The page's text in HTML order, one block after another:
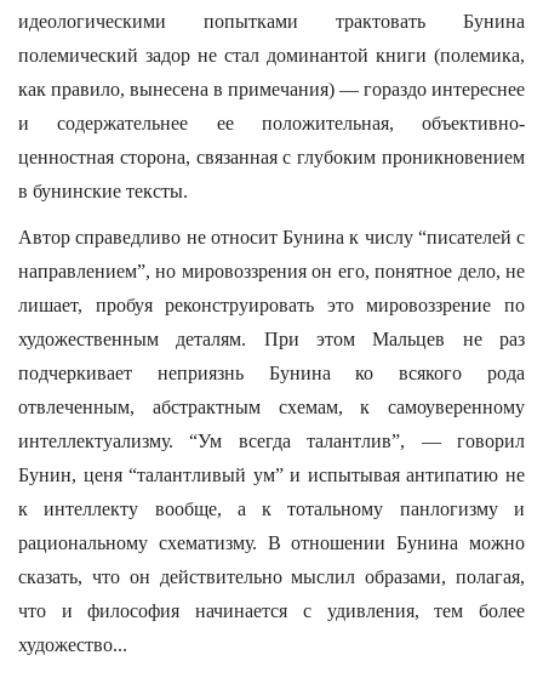
идеологическими попытками трактовать Бунина
полемический задор не стал доминантой книги (полемика,
как правило, вынесена в примечания) — гораздо интереснее
и содержательнее ее положительная, объективно-
ценностная сторона, связанная с глубоким проникновением
в бунинские тексты.
Автор справедливо не относит Бунина к числу “писателей с
направлением”, но мировоззрения он его, понятное дело, не
лишает, пробуя реконструировать это мировоззрение по
художественным деталям. При этом Мальцев не раз
подчеркивает неприязнь Бунина ко всякого рода
отвлеченным, абстрактным схемам, к самоуверенному
интеллектуализму. “Ум всегда талантлив”, — говорил
Бунин, ценя “талантливый ум” и испытывая антипатию не
к интеллекту вообще, а к тотальному панлогизму и
рациональному схематизму. В отношении Бунина можно
сказать, что он действительно мыслил образами, полагая,
что и философия начинается с удивления, тем более
художество...